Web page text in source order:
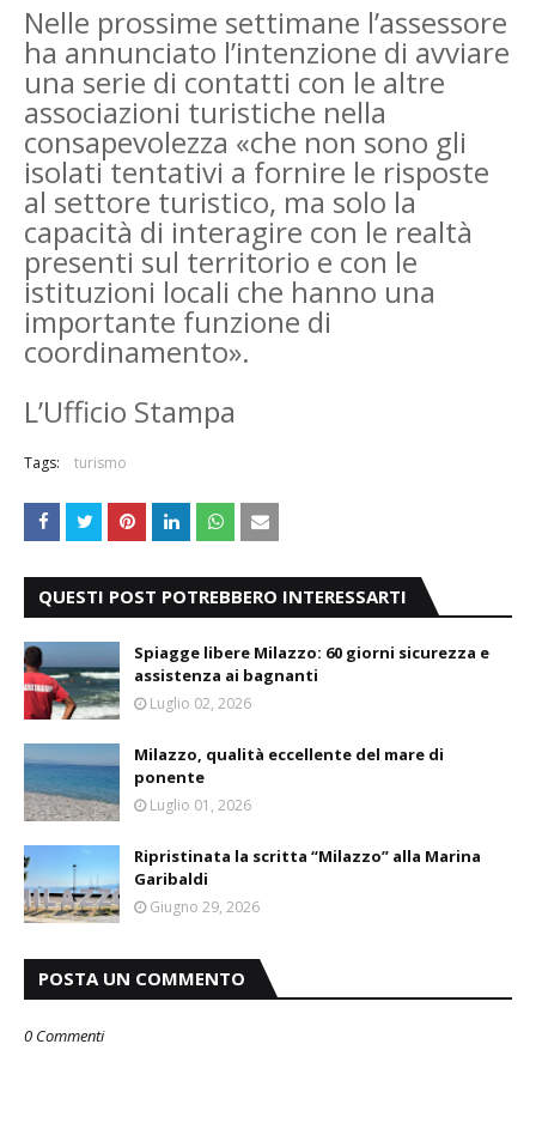
Nelle prossime settimane l’assessore
ha annunciato l’intenzione di avviare
una serie di contatti con le altre
associazioni turistiche nella
consapevolezza «che non sono gli
isolati tentativi a fornire le risposte
al settore turistico, ma solo la
capacità di interagire con le realtà
presenti sul territorio e con le
istituzioni locali che hanno una
importante funzione di
coordinamento».
L’Ufficio Stampa
Tags: turismo
QUESTI POST POTREBBERO INTERESSARTI
Spiagge libere Milazzo: 60 giorni sicurezza e
assistenza ai bagnanti
Luglio 02, 2026
Milazzo, qualità eccellente del mare di
ponente
Luglio 01, 2026
Ripristinata la scritta “Milazzo” alla Marina
Garibaldi
Giugno 29, 2026
POSTA UN COMMENTO
0 Commenti